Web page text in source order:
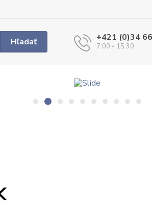
Hľadať +421 (0)34
7:00 - 15:30